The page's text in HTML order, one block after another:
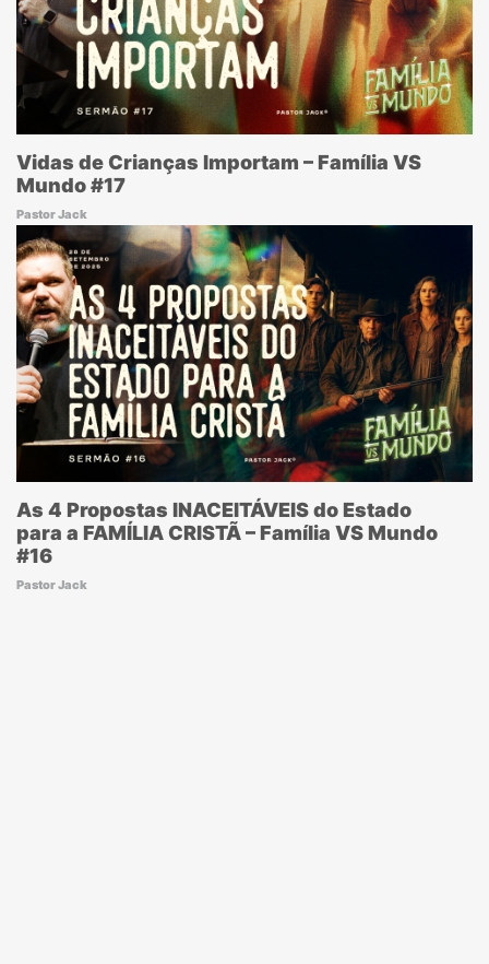
Vidas de Crianças Importam – Família VS
Mundo #17
Pastor Jack
As 4 Propostas INACEITÁVEIS do Estado
para a FAMÍLIA CRISTÃ – Família VS Mundo
#16
Pastor Jack